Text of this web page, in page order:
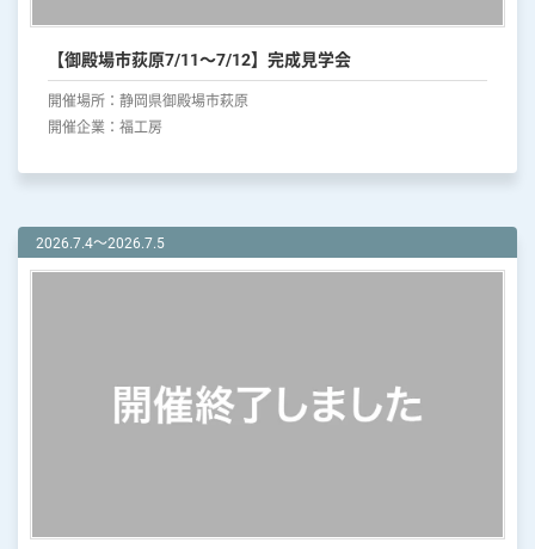
【御殿場市荻原7/11～7/12】完成見学会
開催場所： 静岡県御殿場市萩原
開催企業： 福工房
2026.7.4～2026.7.5